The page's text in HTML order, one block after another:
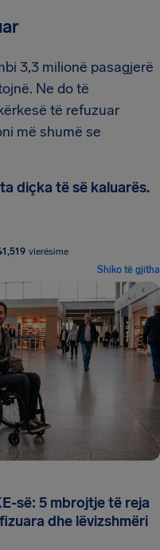
3,3 milionë pasagjerë
Ne do të
të refuzuar
më shumë se
diçka të së kaluarës.
vlerësime
Shiko të gjitha
së: 5 mbrojtje të reja
dhe lëvizshmëri